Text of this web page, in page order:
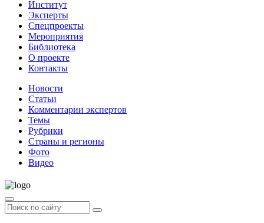
Институт
Эксперты
Спецпроекты
Мероприятия
Библиотека
О проекте
Контакты
Новости
Статьи
Комментарии экспертов
Темы
Рубрики
Страны и регионы
Фото
Видео